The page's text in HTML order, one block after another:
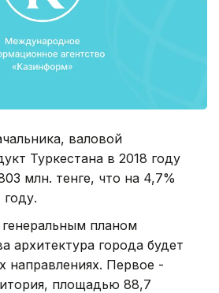
валовой
Туркестана в 2018 году
млн. тенге, что на 4,7%
планом
архитектура города будет
направлениях. Первое -
площадью 88,7